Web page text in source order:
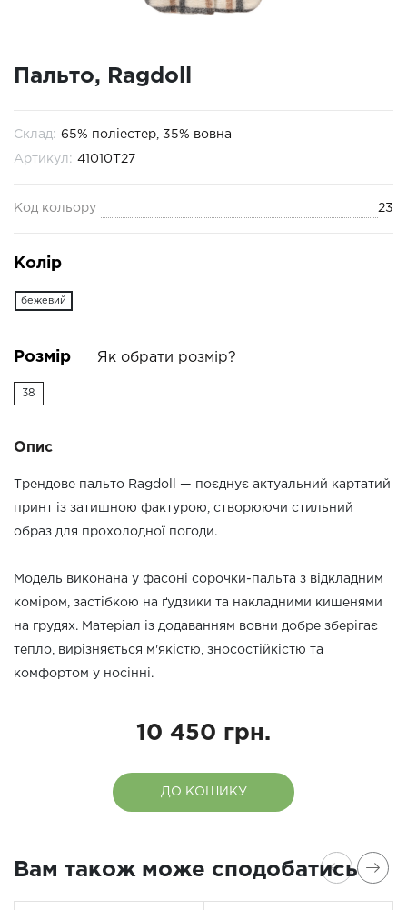
Пальто, Ragdoll
Склад: 65% поліестер, 35% вовна
Артикул: 41010T27
Код кольору 23
Колір
бежевий
Розмір Як обрати розмір?
38
Опис
Трендове пальто Ragdoll — поєднує актуальний картатий
принт із затишною фактурою, створюючи стильний
образ для прохолодної погоди.
Модель виконана у фасоні сорочки-пальта з відкладним
коміром, застібкою на ґудзики та накладними кишенями
на грудях. Матеріал із додаванням вовни добре зберігає
тепло, вирізняється м'якістю, зносостійкістю та
комфортом у носінні.
10 450 грн.
ДО КОШИКУ
Вам також може сподобатись